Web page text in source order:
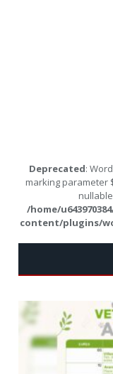
Deprecated:
marking parameter
/home/
content/plugins/